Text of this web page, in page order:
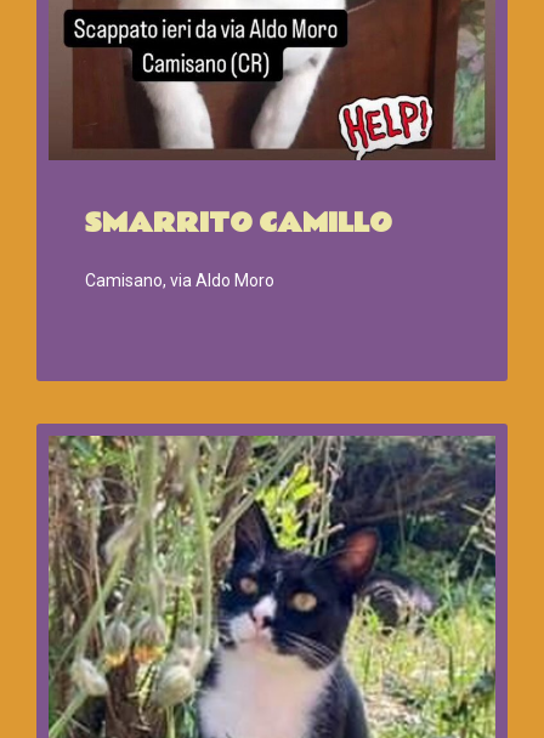
SMARRITO CAMILLO
Camisano, via Aldo Moro